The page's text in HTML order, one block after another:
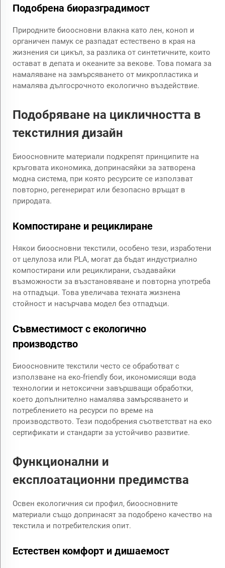
Подобрена биоразградимост
Природните биоосновни влакна като лен, коноп и
органичен памук се разпадат естествено в края на
жизнения си цикъл, за разлика от синтетичните, които
остават в депата и океаните за векове. Това помага за
намаляване на замърсяването от микропластика и
намалява дългосрочното екологично въздействие.
Подобряване на цикличността в
текстилния дизайн
Биоосновните материали подкрепят принципите на
кръговата икономика, допринасяйки за затворена
модна система, при която ресурсите се използват
повторно, регенерират или безопасно връщат в
природата.
Компостиране и рециклиране
Някои биоосновни текстили, особено тези, изработени
от целулоза или PLA, могат да бъдат индустриално
компостирани или рециклирани, създавайки
възможности за възстановяване и повторна употреба
на отпадъци. Това увеличава техната жизнена
стойност и насърчава модел без отпадъци.
Съвместимост с екологично
производство
Биоосновните текстили често се обработват с
използване на еко-friendly бои, икономисящи вода
технологии и нетоксични завършващи обработки,
което допълнително намалява замърсяването и
потреблението на ресурси по време на
производството. Тези подобрения съответстват на еко
сертификати и стандарти за устойчиво развитие.
Функционални и
експлоатационни предимства
Освен екологичния си профил, биоосновните
материали също допринасят за подобрено качество на
текстила и потребителския опит.
Естествен комфорт и дишаемост